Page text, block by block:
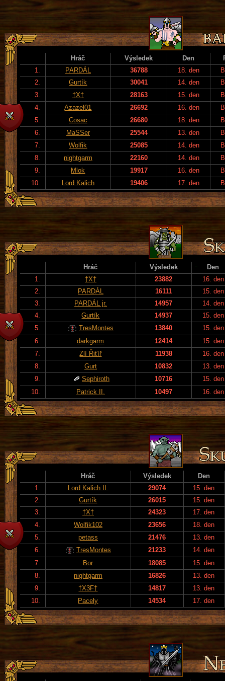
Hráč Výsledek Den
1.
PARDÁL 36788 18. den
2.
Gurtík 30041 14. den
3.
†X† 28163 15. den
4.
Azazel01 26692 16. den
5.
Cosac 26680 18. den
6.
MaSSer 25544 13. den
7.
Wolfik 25085 14. den
8.
nightgarm 22160 14. den
9.
Mlok 19917 16. den
10.
Lord Kalich 19406 17. den
Hráč Výsledek
Den
1.
†X† 23882
16. den
2.
PARDÁL 16111
15. den
3.
PARDÁL jr. 14957
14. den
4.
Gurtík 14937
15. den
5.
TresMontes 13840
15. den
6.
darkgarm 12414
15. den
7.
Zlí Řiťíř 11938
16. den
8.
Gurt 10832
13. den
9.
Sephiroth 10716
15. den
10.
Patrick II. 10497 16. den
Hráč Výsledek
Den
1.
Lord Kalich II. 29074
15. den
2.
Gurtík 26015
15. den
3.
†X† 24323
17. den
4.
Wolfik102 23656
18. den
5.
petass 21476
13. den
6.
TresMontes 21233
14. den
7.
Bor 18085
15. den
8.
nightgarm 16826
13. den
9.
†X3F† 14817
13. den
10.
Pacely 14534 17. den